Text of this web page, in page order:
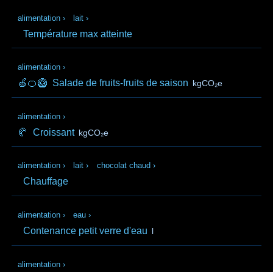
alimentation › lait ›
Température max atteinte
alimentation ›
🍏🍊🥝 Salade de fruits-fruits de saison kgCO₂e
alimentation ›
🥐 Croissant kgCO₂e
alimentation › lait › chocolat chaud ›
Chauffage
alimentation › eau ›
Contenance petit verre d'eau l
alimentation ›